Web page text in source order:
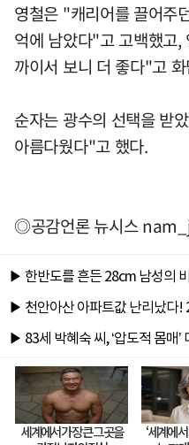
영철은 "캐리어를 끌어주
억에 남았다"고 고백했고
까이서 보니 더 좋다"고
순자는 광수의 선택을 받
아름다웠다"고 했다.
◎공감언론 뉴시스